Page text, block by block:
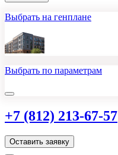
Выбрать на генплане
Выбрать по параметрам
+7 (812) 213-67-57
Оставить заявку